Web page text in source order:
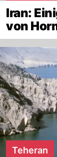
Iran:
von
Teheran